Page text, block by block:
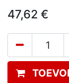
47,62 €